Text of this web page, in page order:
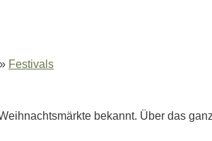
» Festivals
bekannt. Über das